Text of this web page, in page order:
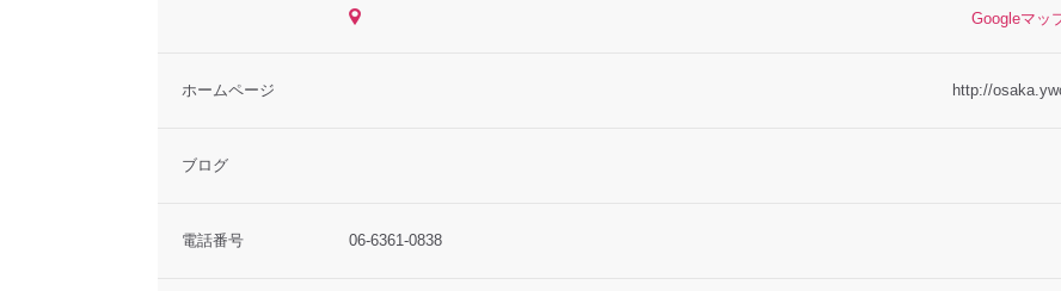
Googleマッ
ホームページ http://
ブログ
電話番号 06-6361-0838